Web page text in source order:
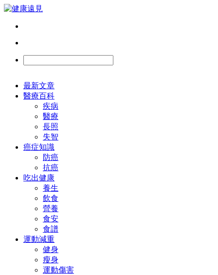
最新文章
醫療百科
疾病
醫療
長照
失智
癌症知識
防癌
抗癌
吃出健康
養生
飲食
營養
食安
食譜
運動減重
健身
瘦身
運動傷害